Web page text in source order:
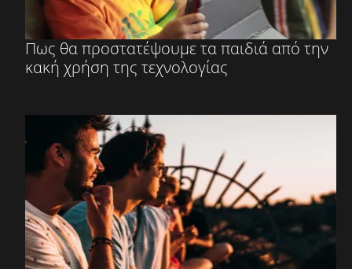
Πως θα προστατέψουμε τα παιδιά από την
κακή χρήση της τεχνολογίας